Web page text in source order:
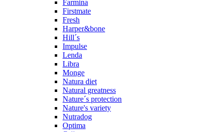
Farmina
Firstmate
Fresh
Harper&bone
Hill´s
Impulse
Lenda
Libra
Monge
Natura diet
Natural greatness
Nature´s protection
Nature's variety
Nutradog
Optima